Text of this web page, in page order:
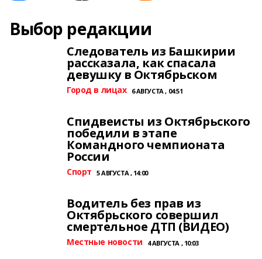
Выбор редакции
Следователь из Башкирии
рассказала, как спасала
девушку в Октябрьском
Город в лицах 6 АВГУСТА , 04:51
Спидвеисты из Октябрьского
победили в этапе
Командного чемпионата
России
Спорт 5 АВГУСТА , 14:00
Водитель без прав из
Октябрьского совершил
смертельное ДТП (ВИДЕО)
Местные новости 4 АВГУСТА , 10:03